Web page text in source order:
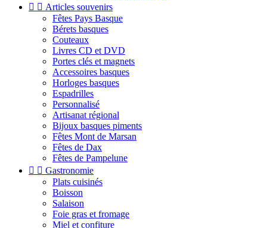
  Articles souvenirs
Fêtes Pays Basque
Bérets basques
Couteaux
Livres CD et DVD
Portes clés et magnets
Accessoires basques
Horloges basques
Espadrilles
Personnalisé
Artisanat régional
Bijoux basques piments
Fêtes Mont de Marsan
Fêtes de Dax
Fêtes de Pampelune
  Gastronomie
Plats cuisinés
Boisson
Salaison
Foie gras et fromage
Miel et confiture